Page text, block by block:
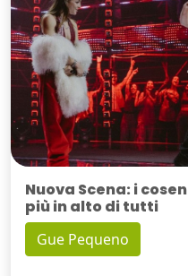
Nuova Scena: i
più in alto di tutti
Gue Pequeno